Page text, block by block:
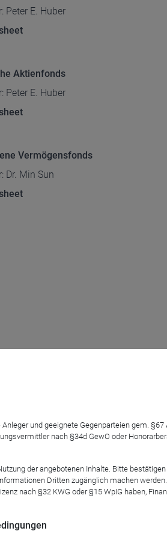
Peter E. Huber
Aktienfonds
Peter E. Huber
Vermögensfonds
Dr. Min Sun
beklagt die negativen Folgen der
und geeignete Gegenparteien gem.
nach §34d GewO oder
der angebotenen Inhalte. Bitte
Dritten zugänglich machen
nach §32 KWG oder §15 WpIG haben,